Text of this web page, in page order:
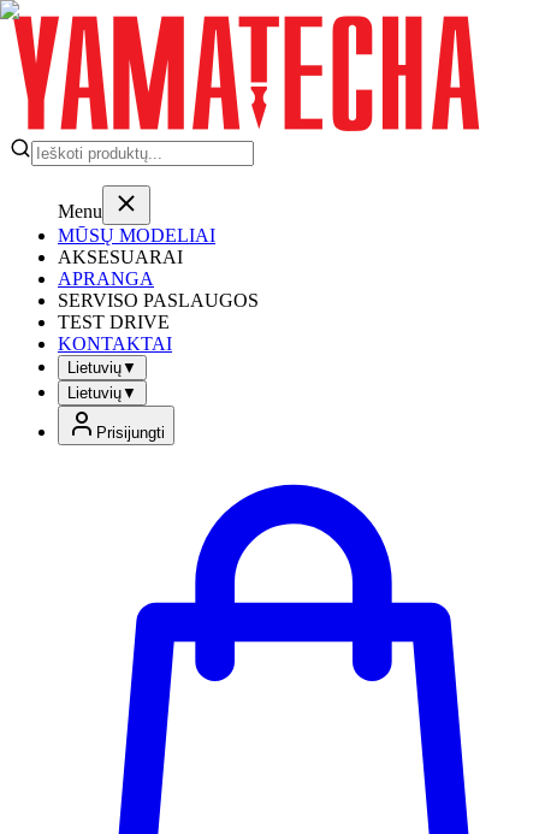
Menu
MŪSŲ MODELIAI
AKSESUARAI
APRANGA
SERVISO PASLAUGOS
TEST DRIVE
KONTAKTAI
Lietuvių▼
Lietuvių▼
Prisijungti